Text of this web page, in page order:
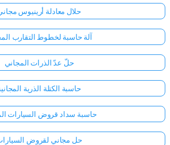
حلال معادلة أرينيوس
آلة حاسبة لخطوط التقارب
حلّ عدّ الذرات المجاني
حاسبة الكتلة الذرية
حاسبة سداد قروض السيارات
حل مجاني لقروض